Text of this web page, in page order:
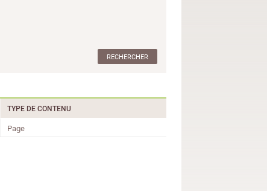
TYPE DE CONTENU
Page